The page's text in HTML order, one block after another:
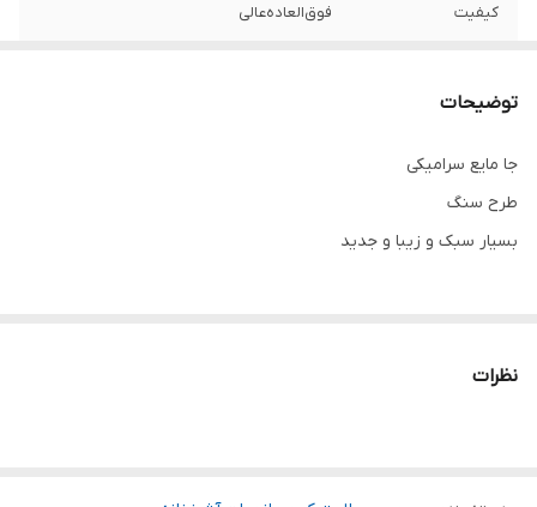
کیفیت فوق‌العاده‌عالی
توضیحات
جا مایع سرامیکی
طرح سنگ
بسیار سبک و زیبا و جدید
نظرات